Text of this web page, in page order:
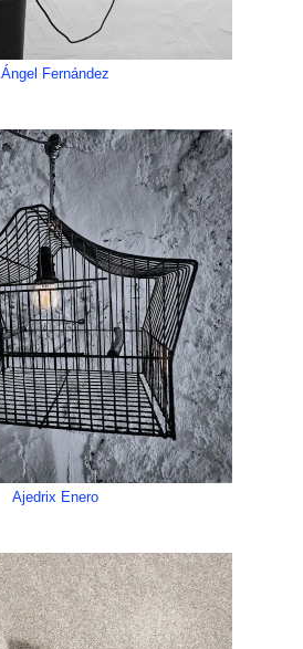
Ángel Fernández
Ajedrix Enero